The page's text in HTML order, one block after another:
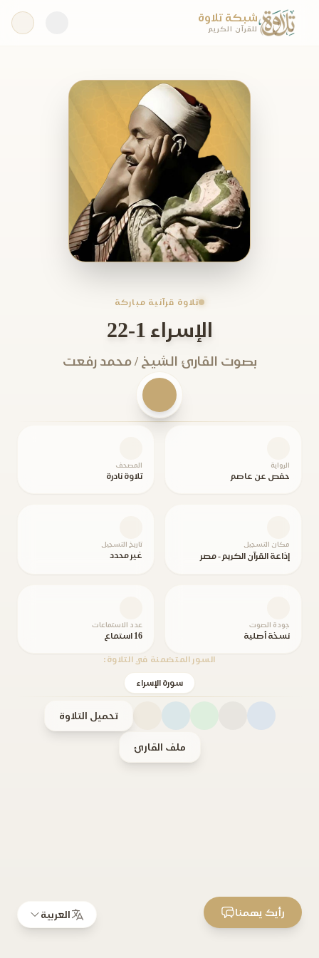
شبكة تلاوة
للقرآن الكريم
تلاوة قرآنية مباركة
الإسراء 1-22
بصوت القارئ الشيخ / محمد رفعت
الرواية
حفص عن عاصم
المصحف
تلاوة نادرة
مكان التسجيل
إذاعة القرآن الكريم - مصر
تاريخ التسجيل
غير محدد
جودة الصوت
نسخة أصلية
عدد الاستماعات
16 استماع
السور المتضمنة في التلاوة:
سورة الإسراء
تحميل التلاوة
ملف القارئ
العربية رأيك يهمنا